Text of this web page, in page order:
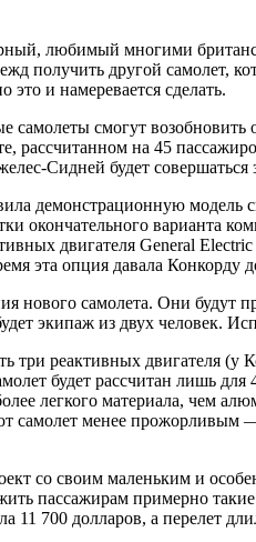
любимый многими
получить другой самолет,
и намеревается сделать.
самолеты смогут
рассчитанном на 45
Сидней будет совершаться
демонстрационную модель
окончательного варианта
двигателя General
эта опция давала Конкорду
нового самолета. Они
экипаж из двух человек.
три реактивных двигателя
будет рассчитан лишь для
легкого материала, чем
самолет менее прожорливым
со своим маленьким и
пассажирам примерно
11 700 долларов, а перелет